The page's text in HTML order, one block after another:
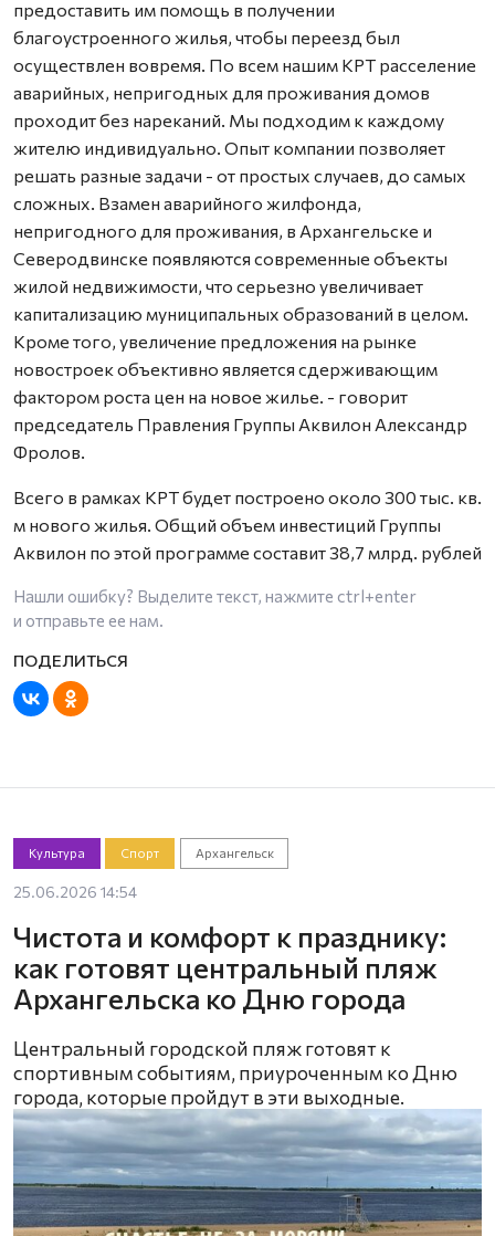
предоставить им помощь в получении
благоустроенного жилья, чтобы переезд был
осуществлен вовремя. По всем нашим КРТ расселение
аварийных, непригодных для проживания домов
проходит без нареканий. Мы подходим к каждому
жителю индивидуально. Опыт компании позволяет
решать разные задачи - от простых случаев, до самых
сложных. Взамен аварийного жилфонда,
непригодного для проживания, в Архангельске и
Северодвинске появляются современные объекты
жилой недвижимости, что серьезно увеличивает
капитализацию муниципальных образований в целом.
Кроме того, увеличение предложения на рынке
новостроек объективно является сдерживающим
фактором роста цен на новое жилье. - говорит
председатель Правления Группы Аквилон Александр
Фролов.
Всего в рамках КРТ будет построено около 300 тыс. кв.
м нового жилья. Общий объем инвестиций Группы
Аквилон по этой программе составит 38,7 млрд. рублей
Нашли ошибку? Выделите текст, нажмите ctrl+enter
и отправьте ее нам.
Культура Спорт Архангельск
25.06.2026 14:54
Чистота и комфорт к празднику:
как готовят центральный пляж
Архангельска ко Дню города
Центральный городской пляж готовят к
спортивным событиям, приуроченным ко Дню
города, которые пройдут в эти выходные.